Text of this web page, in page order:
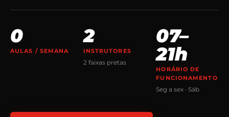
0
AULAS / SEMANA
2
INSTRUTORES
2 faixas pretas
07–
21h
HORÁRIO DE
FUNCIONAMENTO
Seg a sex · Sáb